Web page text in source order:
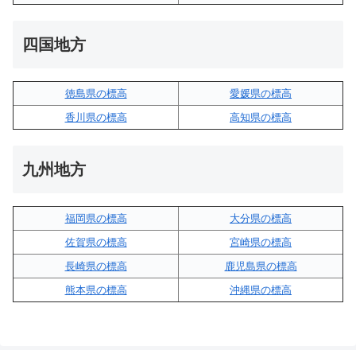
四国地方
徳島県の標高
愛媛県の標高
香川県の標高
高知県の標高
九州地方
福岡県の標高
大分県の標高
佐賀県の標高
宮崎県の標高
長崎県の標高
鹿児島県の標高
熊本県の標高
沖縄県の標高